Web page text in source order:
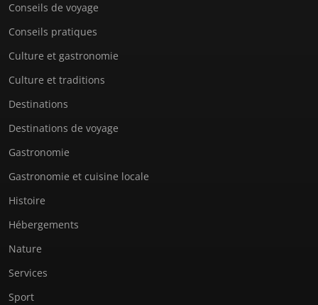
Conseils de voyage
Conseils pratiques
Culture et gastronomie
Culture et traditions
Destinations
Destinations de voyage
Gastronomie
Gastronomie et cuisine locale
Histoire
Hébergements
Nature
Services
Sport